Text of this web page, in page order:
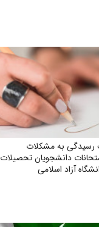
رسیدگی به مشکلات
دانشجویان تحصیلات
آزاد اسلامی